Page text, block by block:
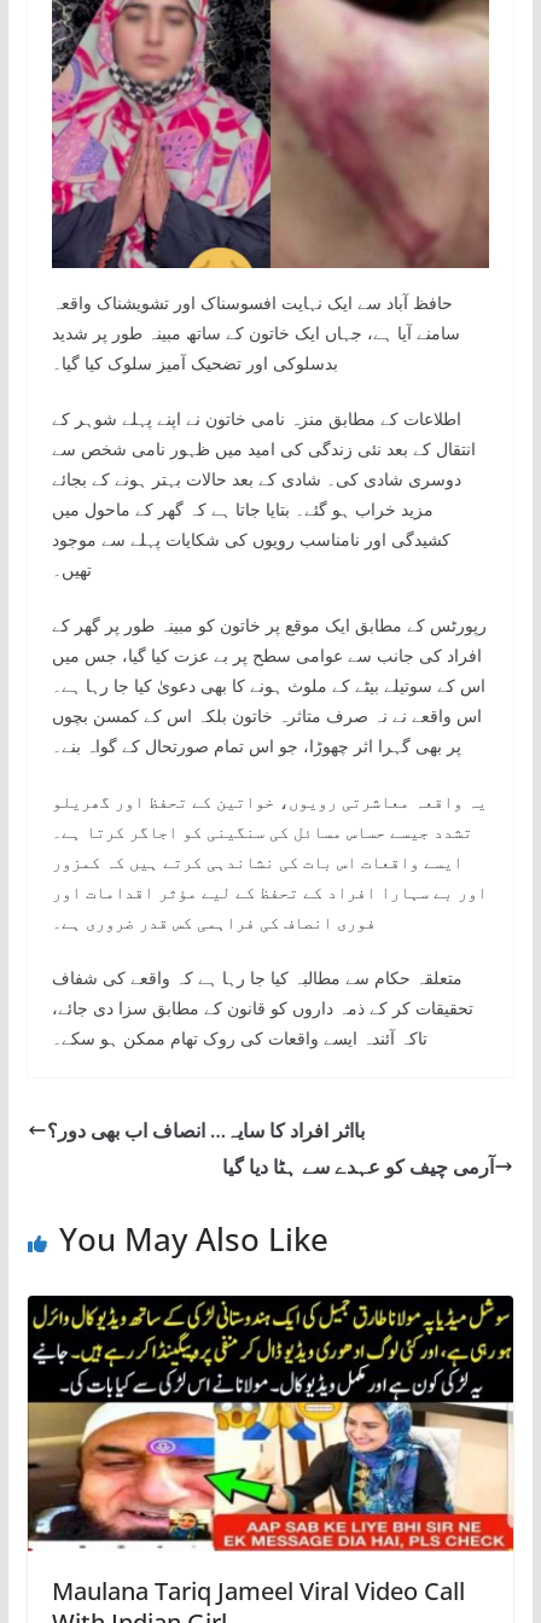
حافظ آباد سے ایک نہایت افسوسناک اور تشویشناک واقعہ
سامنے آیا ہے، جہاں ایک خاتون کے ساتھ مبینہ طور پر شدید
بدسلوکی اور تضحیک آمیز سلوک کیا گیا۔
اطلاعات کے مطابق منزہ نامی خاتون نے اپنے پہلے شوہر کے
انتقال کے بعد نئی زندگی کی امید میں ظہور نامی شخص سے
دوسری شادی کی۔ شادی کے بعد حالات بہتر ہونے کے بجائے
مزید خراب ہو گئے۔ بتایا جاتا ہے کہ گھر کے ماحول میں
کشیدگی اور نامناسب رویوں کی شکایات پہلے سے موجود
تھیں۔
رپورٹس کے مطابق ایک موقع پر خاتون کو مبینہ طور پر گھر کے
افراد کی جانب سے عوامی سطح پر بے عزت کیا گیا، جس میں
اس کے سوتیلے بیٹے کے ملوث ہونے کا بھی دعویٰ کیا جا رہا ہے۔
اس واقعے نے نہ صرف متاثرہ خاتون بلکہ اس کے کمسن بچوں
پر بھی گہرا اثر چھوڑا، جو اس تمام صورتحال کے گواہ بنے۔
یہ واقعہ معاشرتی رویوں، خواتین کے تحفظ اور گھریلو
تشدد جیسے حساس مسائل کی سنگینی کو اجاگر کرتا ہے۔
ایسے واقعات اس بات کی نشاندہی کرتے ہیں کہ کمزور
اور بے سہارا افراد کے تحفظ کے لیے مؤثر اقدامات اور
فوری انصاف کی فراہمی کس قدر ضروری ہے۔
متعلقہ حکام سے مطالبہ کیا جا رہا ہے کہ واقعے کی شفاف
تحقیقات کر کے ذمہ داروں کو قانون کے مطابق سزا دی جائے،
تاکہ آئندہ ایسے واقعات کی روک تھام ممکن ہو سکے۔
بااثر افراد کا سایہ… انصاف اب بھی دور؟
آرمی چیف کو عہدے سے ہٹا دیا گیا
You May Also Like
Maulana Tariq Jameel Viral Video Call